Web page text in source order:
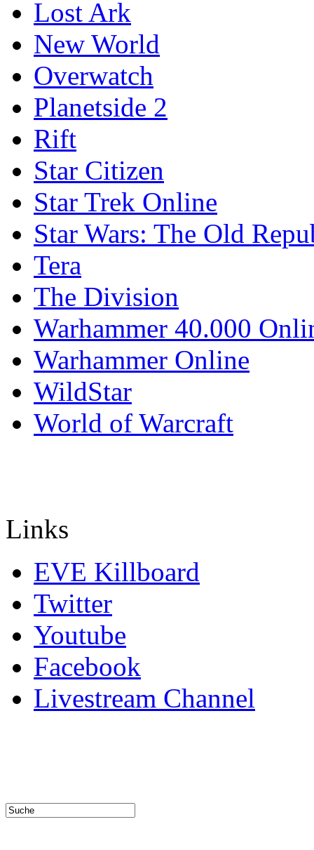
Lost Ark
New World
Overwatch
Planetside 2
Rift
Star Citizen
Star Trek Online
Star Wars: The Old
Tera
The Division
Warhammer 40.000
Warhammer Online
WildStar
World of Warcraft
Links
EVE Killboard
Twitter
Youtube
Facebook
Livestream Channel